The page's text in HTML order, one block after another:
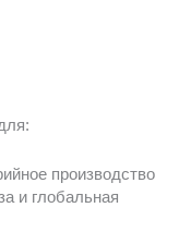
производство
и глобальная